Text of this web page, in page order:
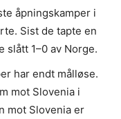
åpningskamper i
Sist de tapte en
slått 1–0 av Norge.
har endt målløse.
mot Slovenia i
mot Slovenia er